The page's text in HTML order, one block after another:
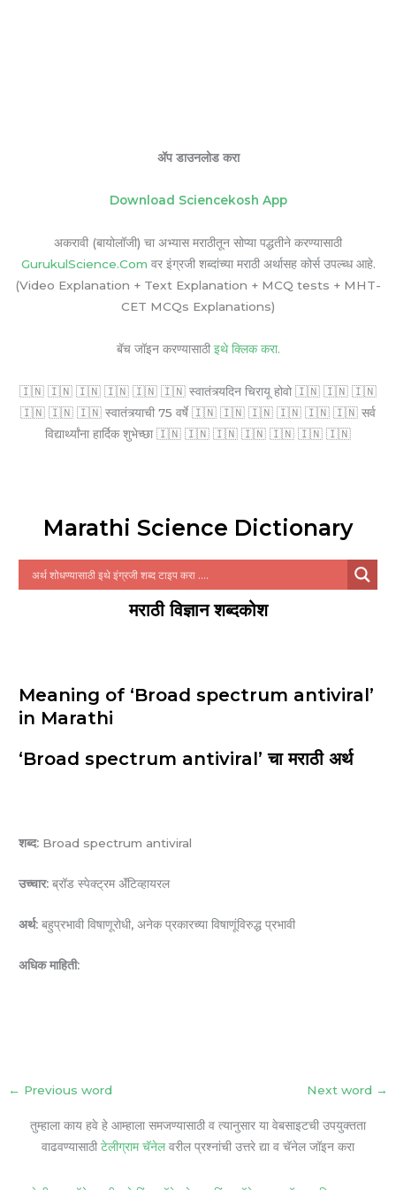
ॲप डाउनलोड करा
Download Sciencekosh App
अकरावी (बायोलॉजी) चा अभ्यास मराठीतून सोप्या पद्धतीने करण्यासाठी
GurukulScience.Com वर इंग्रजी शब्दांच्या मराठी अर्थासह कोर्स उपल्ब्ध आहे.
(Video Explanation + Text Explanation + MCQ tests + MHT-
CET MCQs Explanations)
बॅच जॉइन करण्यासाठी इथे क्लिक करा.
🇮🇳 🇮🇳 🇮🇳 🇮🇳 🇮🇳 🇮🇳 स्वातंत्र्यदिन चिरायू होवो 🇮🇳 🇮🇳 🇮🇳
🇮🇳 🇮🇳 🇮🇳 स्वातंत्र्याची 75 वर्षे 🇮🇳 🇮🇳 🇮🇳 🇮🇳 🇮🇳 🇮🇳 सर्व
विद्यार्थ्यांना हार्दिक शुभेच्छा 🇮🇳 🇮🇳 🇮🇳 🇮🇳 🇮🇳 🇮🇳 🇮🇳
Marathi Science Dictionary
मराठी विज्ञान शब्दकोश
Meaning of ‘Broad spectrum antiviral’
in Marathi
‘Broad spectrum antiviral’ चा मराठी अर्थ
शब्द: Broad spectrum antiviral
उच्चार: ब्रॉड स्पेक्ट्रम ॲंटिव्हायरल
अर्थ: बहुप्रभावी विषाणूरोधी, अनेक प्रकारच्या विषाणूंविरुद्ध प्रभावी
अधिक माहिती:
← Previous word Next word →
तुम्हाला काय हवे हे आम्हाला समजण्यासाठी व त्यानुसार या वेबसाइटची उपयुक्तता
वाढवण्यासाठी टेलीग्राम चॅनेलवरील प्रश्नांची उत्तरे द्या व चॅनेल जॉइन करा